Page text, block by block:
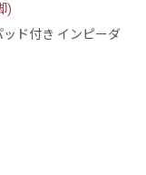
)
ド付き インピーダ